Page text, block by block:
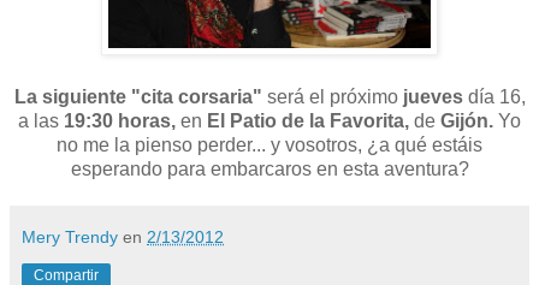
La siguiente "cita corsaria" será el próximo juevesdía 16,
a las 19:30 horas, en El Patio de la Favorita, de Gijón. Yo
no me la pienso perder... y vosotros, ¿a qué estáis
esperando para embarcaros en esta aventura?
Mery Trendy en 2/13/2012
Compartir